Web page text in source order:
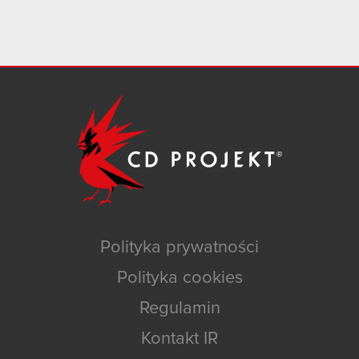
Polityka prywatności
Polityka cookies
Regulamin
Kontakt IR